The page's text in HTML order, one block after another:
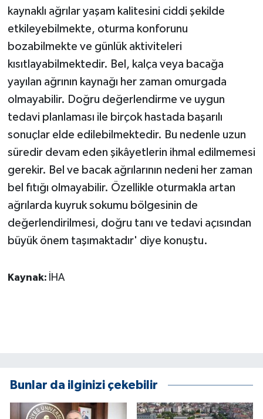
kaynaklı ağrılar yaşam kalitesini ciddi şekilde
etkileyebilmekte, oturma konforunu
bozabilmekte ve günlük aktiviteleri
kısıtlayabilmektedir. Bel, kalça veya bacağa
yayılan ağrının kaynağı her zaman omurgada
olmayabilir. Doğru değerlendirme ve uygun
tedavi planlaması ile birçok hastada başarılı
sonuçlar elde edilebilmektedir. Bu nedenle uzun
süredir devam eden şikâyetlerin ihmal edilmemesi
gerekir. Bel ve bacak ağrılarının nedeni her zaman
bel fıtığı olmayabilir. Özellikle oturmakla artan
ağrılarda kuyruk sokumu bölgesinin de
değerlendirilmesi, doğru tanı ve tedavi açısından
büyük önem taşımaktadır' diye konuştu.
Kaynak: İHA
Bunlar da ilginizi çekebilir